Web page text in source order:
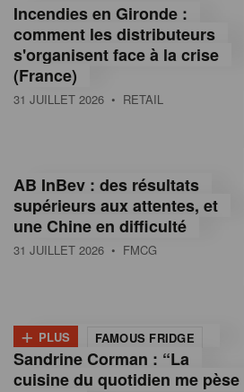
n
e
n
o
m
a
Incendies en Gironde :
comment les distributeurs
s'organisent face à la crise
(France)
31 JUILLET 2026 • RETAIL
AB InBev : des résultats
supérieurs aux attentes, et
une Chine en difficulté
31 JUILLET 2026 • FMCG
+ PLUS FAMOUS FRIDGE
Sandrine Corman : “La
cuisine du quotidien me pèse